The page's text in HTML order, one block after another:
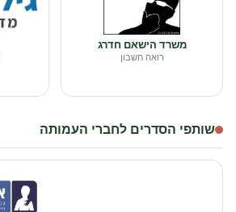
משרד הישאם חדרג
רואה חשבון
שותפי הסדרים לחברי העמותה